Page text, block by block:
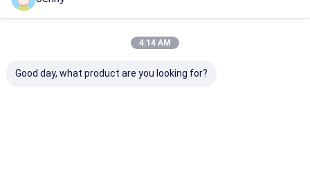
Onze Categorieën
4:14 AM
Good day, what product are you looking for?